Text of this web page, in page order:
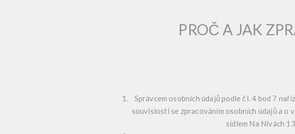
PROČ A JAK
Správcem osobních údajů podle čl. 4 bod 7
souvislosti se zpracováním osobních údajů a o
sídlem Na Nivách